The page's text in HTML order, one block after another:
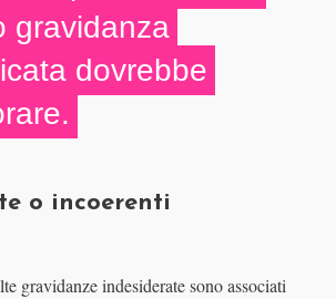
gravidanza
dovrebbe
o incoerenti
gravidanze indesiderate sono associati